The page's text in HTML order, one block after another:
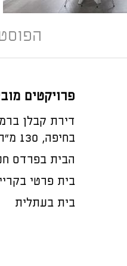
פרויקטים
דירת קבלן
בחיפה, 130 מ"ר
הבית בפרדס חנה, 280
בית פרטי
בית בעתלית